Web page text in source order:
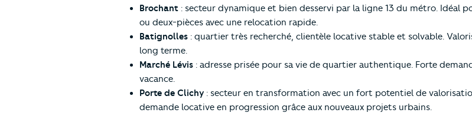
Brochant : secteur dynamique et bien desservi par la ligne 13 du métro. Idéal
ou deux-pièces avec une relocation rapide.
Batignolles : quartier très recherché, clientèle locative stable et solvable.
long terme.
Marché Lévis : adresse prisée pour sa vie de quartier authentique. Forte
vacance.
Porte de Clichy : secteur en transformation avec un fort potentiel de
demande locative en progression grâce aux nouveaux projets urbains.